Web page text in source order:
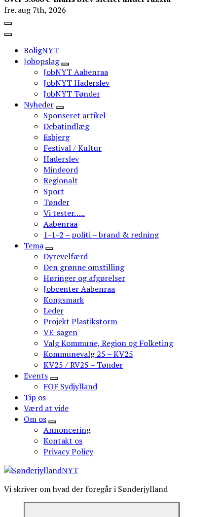
fre. aug 7th, 2026
BoligNYT
Jobopslag
JobNYT Aabenraa
JobNYT Haderslev
JobNYT Tønder
Nyheder
Sponseret artikel
Debatindlæg
Esbjerg
Festival / Kultur
Haderslev
Mindeord
Regionalt
Sport
Tønder
Vi tester…..
Aabenraa
1-1-2 – politi – brand & redning
Tema
Dyrevelfærd
Den grønne omstilling
Høringer og afgørelser
Jobcenter Aabenraa
Kongsmark
Leder
Projekt Plastikstorm
VE-sagen
Valg Kommune, Region og Folketing
Kommunevalg 25 – KV25
KV25 / RV25 – Tønder
Events
FOF Sydjylland
Tip os
Værd at vide
Om os
Annoncering
Kontakt os
Privacy Policy
Vi skriver om hvad der foregår i Sønderjylland